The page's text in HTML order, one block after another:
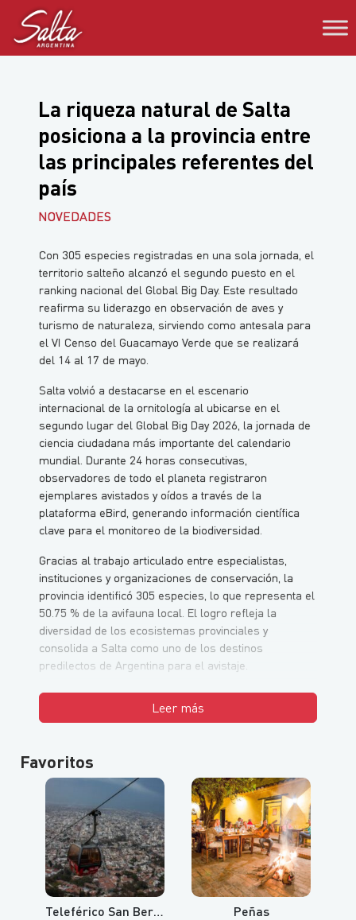
Saltar
contenido
La riqueza natural de Salta
posiciona a la provincia entre
las principales referentes del
país
NOVEDADES
Con 305 especies registradas en una sola jornada, el
territorio salteño alcanzó el segundo puesto en el
ranking nacional del Global Big Day. Este resultado
reafirma su liderazgo en observación de aves y
turismo de naturaleza, sirviendo como antesala para
el VI Censo del Guacamayo Verde que se realizará
del 14 al 17 de mayo.
Salta volvió a destacarse en el escenario
internacional de la ornitología al ubicarse en el
segundo lugar del Global Big Day 2026, la jornada de
ciencia ciudadana más importante del calendario
mundial. Durante 24 horas consecutivas,
observadores de todo el planeta registraron
ejemplares avistados y oídos a través de la
plataforma eBird, generando información científica
clave para el monitoreo de la biodiversidad.
Gracias al trabajo articulado entre especialistas,
instituciones y organizaciones de conservación, la
provincia identificó 305 especies, lo que representa el
50.75 % de la avifauna local. El logro refleja la
diversidad de los ecosistemas provinciales y
consolida a Salta como uno de los destinos
predilectos de Argentina para el avistaje.
Leer más
Favoritos
Teleférico San Bernardo y Cerro Aladelta Peñas